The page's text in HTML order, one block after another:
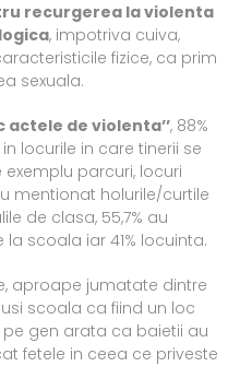
recurgerea la violenta
, impotriva cuiva,
fizice, ca prim
sexuala.
actele de violenta’’, 88%
locurile in care tinerii se
parcuri, locuri
mentionat holurile/curtile
de clasa, 55,7% au
scoala iar 41% locuinta.
aproape jumatate dintre
scoala ca fiind un loc
gen arata ca baietii au
fetele in ceea ce priveste